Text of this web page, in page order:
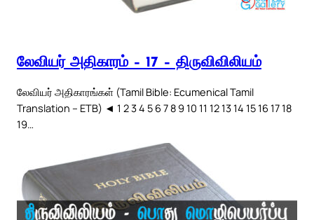
லேவியர் அதிகாரம் – 17 – திருவிவிலியம்
லேவியர் அதிகாரங்கள் (Tamil Bible: Ecumenical Tamil
Translation – ETB) ◄ 1 2 3 4 5 6 7 8 9 10 11 12 13 14 15 16 17 18
19…